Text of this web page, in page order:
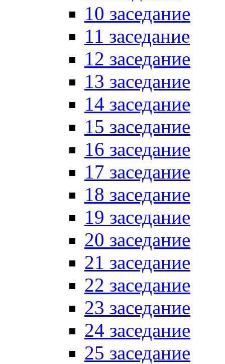
10 заседание
11 заседание
12 заседание
13 заседание
14 заседание
15 заседание
16 заседание
17 заседание
18 заседание
19 заседание
20 заседание
21 заседание
22 заседание
23 заседание
24 заседание
25 заседание